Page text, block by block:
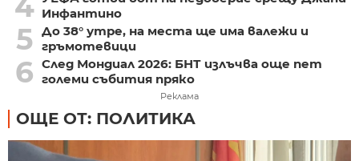
Инфантино
5 До 38° утре, на места ще има валежи и
гръмотевици
6 След Мондиал 2026: БНТ излъчва още пет
големи събития пряко
Реклама
ОЩЕ ОТ: ПОЛИТИКА